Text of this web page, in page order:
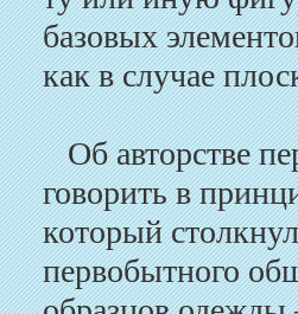
базовых
как в случае
Об авторстве
говорить в
который
первобытного